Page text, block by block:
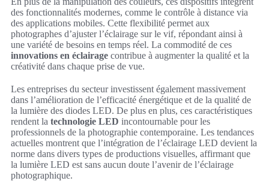
des fonctionnalités modernes, comme le contrôle à distance via
des applications mobiles. Cette flexibilité permet aux
photographes d’ajuster l’éclairage sur le vif, répondant ainsi à
une variété de besoins en temps réel. La commodité de ces
innovations en éclairage contribue à augmenter la qualité et la
créativité dans chaque prise de vue.
Les entreprises du secteur investissent également massivement
dans l’amélioration de l’efficacité énergétique et de la qualité de
la lumière des diodes LED. De plus en plus, ces caractéristiques
rendent la technologie LED incontournable pour les
professionnels de la photographie contemporaine. Les tendances
actuelles montrent que l’intégration de l’éclairage LED devient la
norme dans divers types de productions visuelles, affirmant que
la lumière LED est sans aucun doute l’avenir de l’éclairage
photographique.